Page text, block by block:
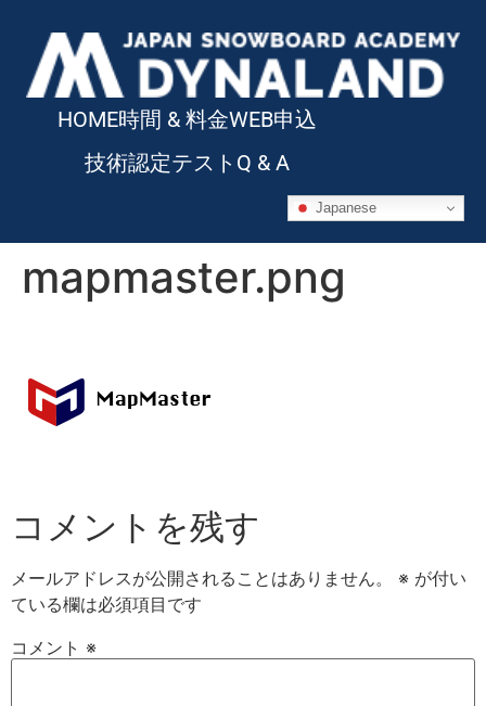
HOME時間 & 料金WEB申込
技術認定テスト Q & A
Japanese
mapmaster.png
コメントを残す
メールアドレスが公開されることはありません。 ※ が付い
ている欄は必須項目です
コメント ※